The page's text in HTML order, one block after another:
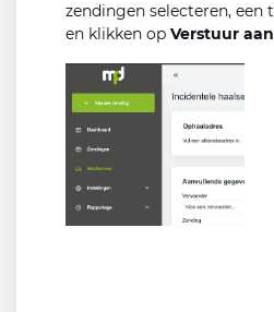
zendingen selecteren, een
en klikken op Verstuur